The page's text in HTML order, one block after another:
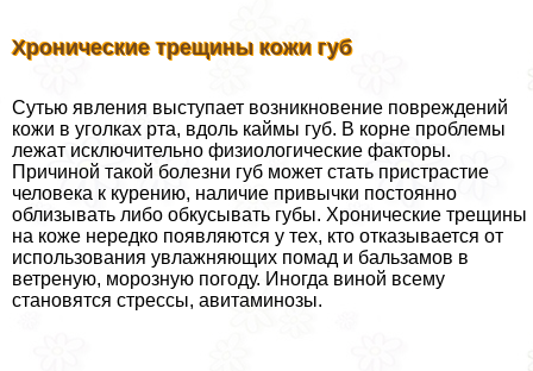
Хронические трещины кожи губ
Сутью явления выступает возникновение повреждений
кожи в уголках рта, вдоль каймы губ. В корне проблемы
лежат исключительно физиологические факторы.
Причиной такой болезни губ может стать пристрастие
человека к курению, наличие привычки постоянно
облизывать либо обкусывать губы. Хронические трещины
на коже нередко появляются у тех, кто отказывается от
использования увлажняющих помад и бальзамов в
ветреную, морозную погоду. Иногда виной всему
становятся стрессы, авитаминозы.